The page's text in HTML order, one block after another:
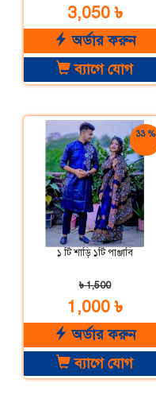
3,050 ৳
অর্ডার করুন
ব্যাগে যোগ
33 %
১ টি শাড়ি ১টি পাঞ্জাবি
৳ 1,500
1,000 ৳
অর্ডার করুন
ব্যাগে যোগ